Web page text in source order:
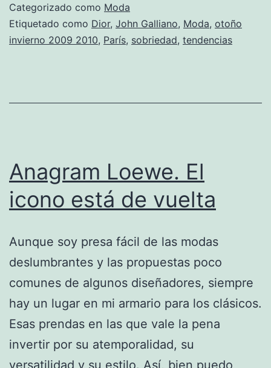
el
lujo
sobriedad
Categorizado como Moda
Etiquetado como Dior, John Galliano, Moda, otoño
invierno 2009 2010, París, sobriedad, tendencias
Anagram Loewe. El
icono está de vuelta
Aunque soy presa fácil de las modas
deslumbrantes y las propuestas poco
comunes de algunos diseñadores, siempre
hay un lugar en mi armario para los clásicos.
Esas prendas en las que vale la pena
invertir por su atemporalidad, su
versatilidad y su estilo. Así, bien puedo